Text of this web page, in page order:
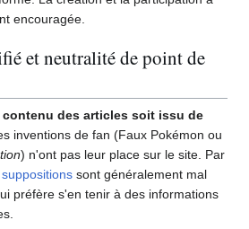
encouragée.
et neutralité de point de
des articles soit issu de
inventions de fan (Faux Pokémon ou
) n'ont pas leur place sur le site. Par
sont généralement mal
préfère s'en tenir à des informations